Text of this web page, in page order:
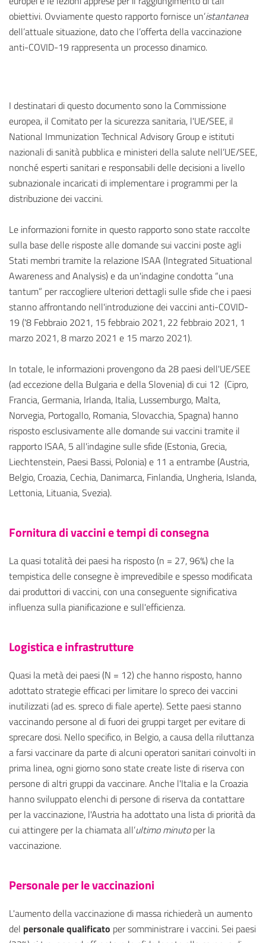
obiettivi. Ovviamente questo rapporto fornisce un’istantanea
dell’attuale situazione, dato che l’offerta della vaccinazione
anti-COVID-19 rappresenta un processo dinamico.
I destinatari di questo documento sono la Commissione
europea, il Comitato per la sicurezza sanitaria, l'UE/SEE, il
National Immunization Technical Advisory Group e istituti
nazionali di sanità pubblica e ministeri della salute nell’UE/SEE,
nonché esperti sanitari e responsabili delle decisioni a livello
subnazionale incaricati di implementare i programmi per la
distribuzione dei vaccini.
Le informazioni fornite in questo rapporto sono state raccolte
sulla base delle risposte alle domande sui vaccini poste agli
Stati membri tramite la relazione ISAA (Integrated Situational
Awareness and Analysis) e da un'indagine condotta “una
tantum” per raccogliere ulteriori dettagli sulle sfide che i paesi
stanno affrontando nell'introduzione dei vaccini anti-COVID-
19 ('8 Febbraio 2021, 15 febbraio 2021, 22 febbraio 2021, 1
marzo 2021, 8 marzo 2021 e 15 marzo 2021).
In totale, le informazioni provengono da 28 paesi dell'UE/SEE
(ad eccezione della Bulgaria e della Slovenia) di cui 12 (Cipro,
Francia, Germania, Irlanda, Italia, Lussemburgo, Malta,
Norvegia, Portogallo, Romania, Slovacchia, Spagna) hanno
risposto esclusivamente alle domande sui vaccini tramite il
rapporto ISAA, 5 all'indagine sulle sfide (Estonia, Grecia,
Liechtenstein, Paesi Bassi, Polonia) e 11 a entrambe (Austria,
Belgio, Croazia, Cechia, Danimarca, Finlandia, Ungheria, Islanda,
Lettonia, Lituania, Svezia).
Fornitura di vaccini e tempi di consegna
La quasi totalità dei paesi ha risposto (n = 27, 96%) che la
tempistica delle consegne è imprevedibile e spesso modificata
dai produttori di vaccini, con una conseguente significativa
influenza sulla pianificazione e sull'efficienza.
Logisticaeinfrastrutture
Quasi la metà dei paesi (N = 12) che hanno risposto, hanno
adottato strategie efficaci per limitare lo spreco dei vaccini
inutilizzati (ad es. spreco di fiale aperte). Sette paesi stanno
vaccinando persone al di fuori dei gruppi target per evitare di
sprecare dosi. Nello specifico, in Belgio, a causa della riluttanza
a farsi vaccinare da parte di alcuni operatori sanitari coinvolti in
prima linea, ogni giorno sono state create liste di riserva con
persone di altri gruppi da vaccinare. Anche l'Italia e la Croazia
hanno sviluppato elenchi di persone di riserva da contattare
per la vaccinazione, l'Austria ha adottato una lista di priorità da
cui attingere per la chiamata all’ultimo minutoper la
vaccinazione.
Personale per le vaccinazioni
L'aumento della vaccinazione di massa richiederà un aumento
del personale qualificato per somministrare i vaccini. Sei paesi